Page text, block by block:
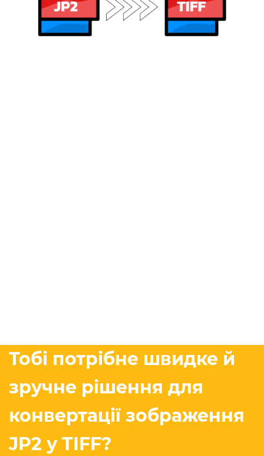
Тобі потрібне швидке й
зручне рішення для
конвертації зображення
JP2 у TIFF?